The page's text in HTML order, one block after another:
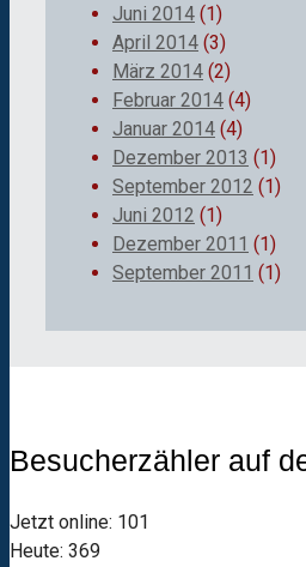
Juni 2014 (1)
April 2014 (3)
März 2014 (2)
Februar 2014 (4)
Januar 2014 (4)
Dezember 2013 (1)
September 2012 (1)
Juni 2012 (1)
Dezember 2011 (1)
September 2011 (1)
Besucherzähler auf
Jetzt online: 101
Heute: 369